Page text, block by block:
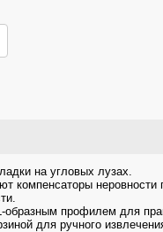
на угловых лузах.
компенсаторы неровности
образным профилем для
для ручного